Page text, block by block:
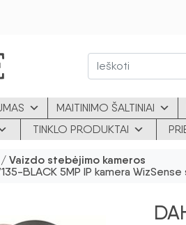
MAITINIMO ŠALTINIAI
TINKLO PRODUKTAI
/ Vaizdo stebėjimo kameros
BLACK 5MP IP kamera